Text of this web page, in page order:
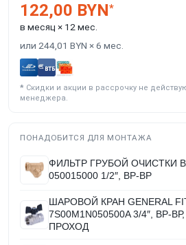
122,00 BYN*
в месяц × 12 мес.
или 244,01 BYN × 6 мес.
* Скидки и акции в рассрочку не
менеджера.
ПОНАДОБИТСЯ ДЛЯ МОНТАЖА
ФИЛЬТР ГРУБОЙ ОЧИСТКИ
050015000 1/2″, ВР-ВР
ШАРОВОЙ КРАН GENERAL
7S00M1N050500A 3/4″, ВР-
ПРОХОД